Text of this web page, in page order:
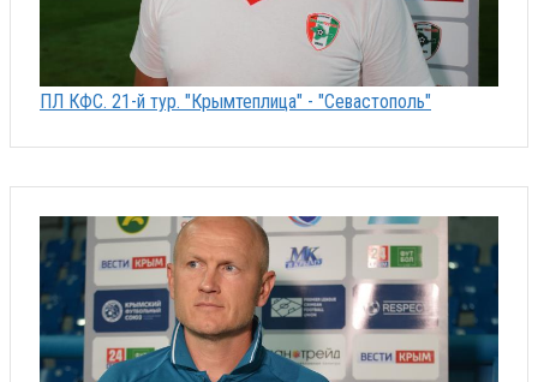
ПЛ КФС. 21-й тур. "Крымтеплица" - "Севастополь"